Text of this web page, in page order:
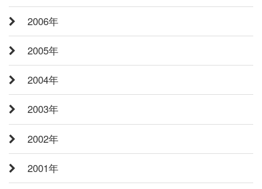
2006年
2005年
2004年
2003年
2002年
2001年